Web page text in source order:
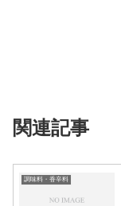
関連記事
調味料・香辛料